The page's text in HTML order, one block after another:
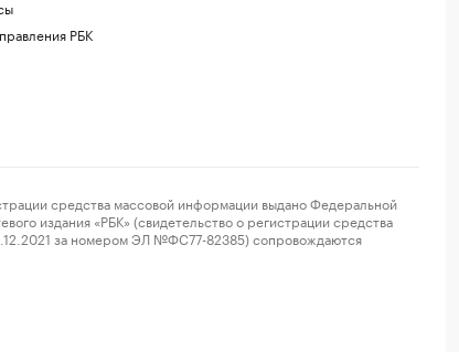
РБК
средства массовой информации выдано Федеральной
издания «РБК» (свидетельство о регистрации средства
за номером ЭЛ №ФС77-82385) сопровождаются